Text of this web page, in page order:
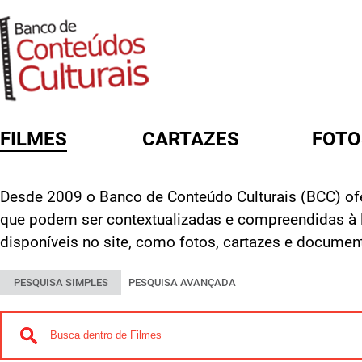
FILMES CARTAZES
Desde 2009 o Banco de Conteúdo Culturais (BCC)
que podem ser contextualizadas e compreendidas
disponíveis no site, como fotos, cartazes e
PESQUISA SIMPLES PESQUISA AVANÇADA
FORMULÁRIO DE BUSCA